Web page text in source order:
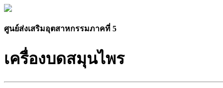
ศูนย์ส่งเสริมอุตสาหกรรมภาคที่ 5
เครื่องบดสมุนไพร